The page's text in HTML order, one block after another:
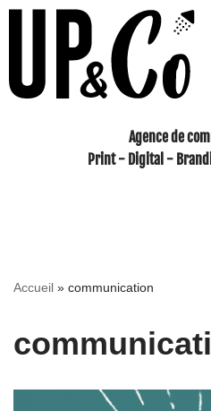
contenu
Agence de
Print - Digital -
Accueil » communication